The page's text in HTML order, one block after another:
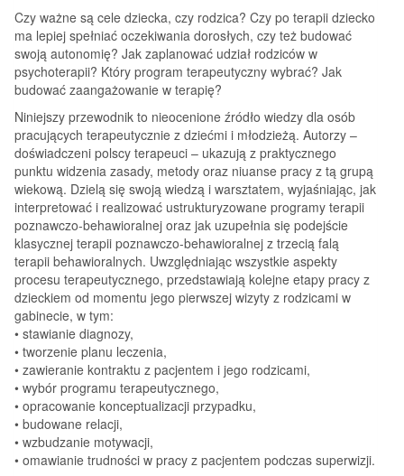
Czy ważne są cele dziecka, czy rodzica? Czy po terapii dziecko
ma lepiej spełniać oczekiwania dorosłych, czy też budować
swoją autonomię? Jak zaplanować udział rodziców w
psychoterapii? Który program terapeutyczny wybrać? Jak
budować zaangażowanie w terapię?
Niniejszy przewodnik to nieocenione źródło wiedzy dla osób
pracujących terapeutycznie z dziećmi i młodzieżą. Autorzy –
doświadczeni polscy terapeuci – ukazują z praktycznego
punktu widzenia zasady, metody oraz niuanse pracy z tą grupą
wiekową. Dzielą się swoją wiedzą i warsztatem, wyjaśniając, jak
interpretować i realizować ustrukturyzowane programy terapii
poznawczo-behawioralnej oraz jak uzupełnia się podejście
klasycznej terapii poznawczo-behawioralnej z trzecią falą
terapii behawioralnych. Uwzględniając wszystkie aspekty
procesu terapeutycznego, przedstawiają kolejne etapy pracy z
dzieckiem od momentu jego pierwszej wizyty z rodzicami w
gabinecie, w tym:
• stawianie diagnozy,
• tworzenie planu leczenia,
• zawieranie kontraktu z pacjentem i jego rodzicami,
• wybór programu terapeutycznego,
• opracowanie konceptualizacji przypadku,
• budowane relacji,
• wzbudzanie motywacji,
• omawianie trudności w pracy z pacjentem podczas superwizji.